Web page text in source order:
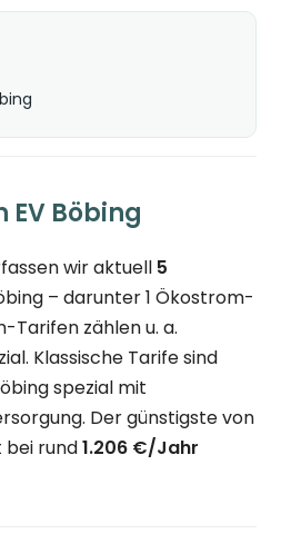
Böbing
wir aktuell 5
– darunter 1 Ökostrom-
Tarifen zählen u. a.
Klassische Tarife sind
spezial mit
Der günstigste von
bei rund1.206 €/Jahr